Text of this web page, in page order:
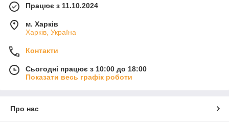
Працює з 11.10.2024
м. Харків
Харків, Україна
Контакти
Сьогодні працює з 10:00 до 18:00
Показати весь графік роботи
Про нас